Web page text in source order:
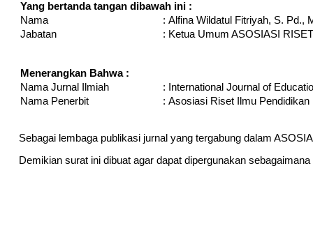
Yang bertanda tangan dibawah ini :
Nama
: Alfina Wildatul Fitriyah, S. Pd.,
Jabatan
: Ketua Umum ASOSIASI
Menerangkan Bahwa :
Nama Jurnal Ilmiah
:
International Journal of
Nama Penerbit
: Asosiasi Riset Ilmu Pendidikan
Sebagai lembaga publikasi jurnal yang tergabung dalam
Demikian surat ini dibuat agar dapat dipergunakan